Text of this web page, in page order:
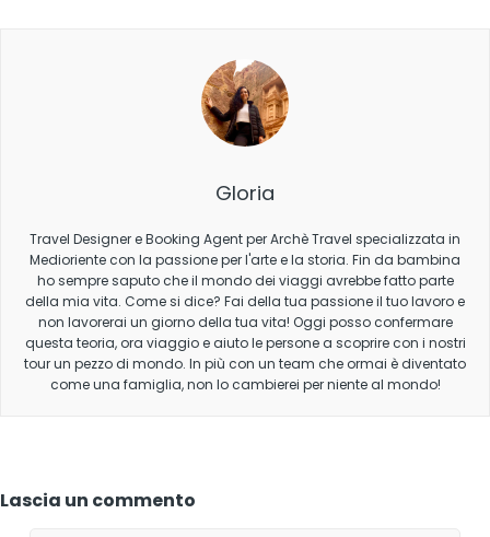
Gloria
Travel Designer e Booking Agent per Archè Travel specializzata in
Medioriente con la passione per l'arte e la storia. Fin da bambina
ho sempre saputo che il mondo dei viaggi avrebbe fatto parte
della mia vita. Come si dice? Fai della tua passione il tuo lavoro e
non lavorerai un giorno della tua vita! Oggi posso confermare
questa teoria, ora viaggio e aiuto le persone a scoprire con i nostri
tour un pezzo di mondo. In più con un team che ormai è diventato
come una famiglia, non lo cambierei per niente al mondo!
Lascia un commento